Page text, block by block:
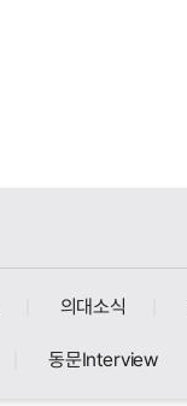
의대소식
동문Interview